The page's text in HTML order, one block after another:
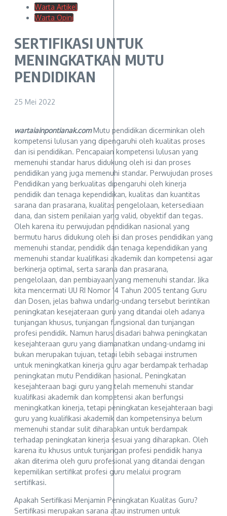
Warta Artikel
Warta Opini
SERTIFIKASI UNTUK
MENINGKATKAN MUTU
PENDIDIKAN
25 Mei 2022
wartaiainpontianak.comMutu pendidikan dicerminkan oleh
kompetensi lulusan yang dipengaruhi oleh kualitas proses
dan isi pendidikan. Pencapaian kompetensi lulusan yang
memenuhi standar harus didukung oleh isi dan proses
pendidikan yang juga memenuhi standar. Perwujudan proses
Pendidikan yang berkualitas dipengaruhi oleh kinerja
pendidik dan tenaga kependidikan, kualitas dan kuantitas
sarana dan prasarana, kualitas pengelolaan, ketersediaan
dana, dan sistem penilaian yang valid, obyektif dan tegas.
Oleh karena itu perwujudan pendidikan nasional yang
bermutu harus didukung oleh isi dan proses pendidikan yang
memenuhi standar, pendidik dan tenaga kependidikan yang
memenuhi standar kualifikasi akademik dan kompetensi agar
berkinerja optimal, serta sarana dan prasarana,
pengelolaan, dan pembiayaan yang memenuhi standar. Jika
kita mencermati UU RI Nomor 14 Tahun 2005 tentang Guru
dan Dosen, jelas bahwa undang-undang tersebut berintikan
peningkatan kesejateraan guru yang ditandai oleh adanya
tunjangan khusus, tunjangan fungsional dan tunjangan
profesi pendidik. Namun harus disadari bahwa peningkatan
kesejahteraan guru yang diamanatkan undang-undamg ini
bukan merupakan tujuan, tetapi lebih sebagai instrumen
untuk meningkatkan kinerja guru agar berdampak terhadap
peningkatan mutu Pendidikan nasional. Peningkatan
kesejahteraan bagi guru yang telah memenuhi standar
kualifikasi akademik dan kompetensi akan berfungsi
meningkatkan kinerja, tetapi peningkatan kesejahteraan bagi
guru yang kualifikasi akademik dan kompetensinya belum
memenuhi standar sulit diharapkan untuk berdampak
terhadap peningkatan kinerja sesuai yang diharapkan. Oleh
karena itu khusus untuk tunjangan profesi pendidik hanya
akan diterima oleh guru profesional yang ditandai dengan
kepemilikan sertifikat profesi guru melalui program
sertifikasi.
Apakah Sertifikasi Menjamin Peningkatan Kualitas Guru?
Sertifikasi merupakan sarana atau instrumen untuk